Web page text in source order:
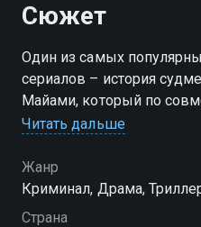
Сюжет
Один из самых
сериалов – история
Майами, который по
серийный убийца
Посмотреть онлайн 1
можете совершенно
качестве на Смотрёшке
Читать дальше
Жанр
Криминал, Драма,
Страна